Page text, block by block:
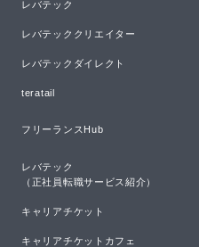
レバテック
レバテッククリエイター
レバテックダイレクト
teratail
フリーランスHub
レバテック
（正社員転職サービス紹介）
キャリアチケット
キャリアチケットカフェ